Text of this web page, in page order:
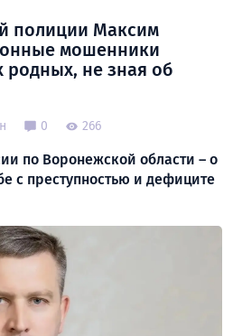
полиции Максим
мошенники
не зная об
0 266
по Воронежской области – о
с преступностью и дефиците